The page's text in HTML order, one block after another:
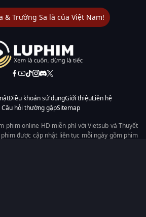
& Trường Sa là của Việt Nam!
Điều khoản sử dụngGiới thiệuLiên hệ
Câu hỏi thường gặpSitemap
phim online HD miễn phí với Vietsub và Thuyết
được cập nhật liên tục mỗi ngày gồm phim